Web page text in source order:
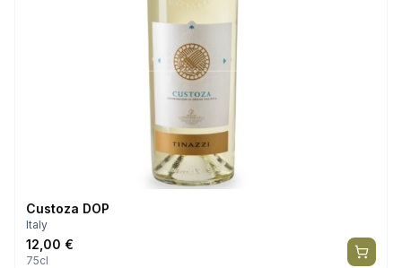
Custoza DOP
Italy
12,00 €
75cl